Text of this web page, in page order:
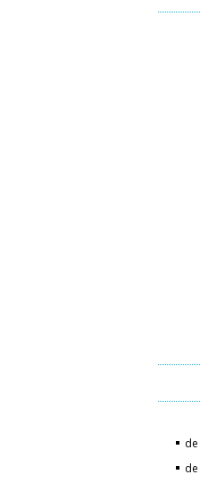
de
de